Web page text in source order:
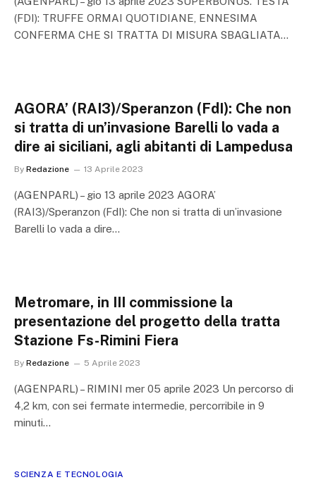
(FDI): TRUFFE ORMAI QUOTIDIANE, ENNESIMA
CONFERMA CHE SI TRATTA DI MISURA SBAGLIATA…
AGORA’ (RAI3)/Speranzon (FdI): Che non
si tratta di un’invasione Barelli lo vada a
dire ai siciliani, agli abitanti di Lampedusa
By Redazione 13 Aprile 2023
(AGENPARL) – gio 13 aprile 2023 AGORA’
(RAI3)/Speranzon (FdI): Che non si tratta di un’invasione
Barelli lo vada a dire…
Metromare, in III commissione la
presentazione del progetto della tratta
Stazione Fs-Rimini Fiera
By Redazione 5 Aprile 2023
(AGENPARL) – RIMINI mer 05 aprile 2023 Un percorso di
4,2 km, con sei fermate intermedie, percorribile in 9
minuti…
SCIENZA E TECNOLOGIA